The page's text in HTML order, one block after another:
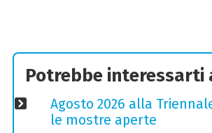
Potrebbe interessarti
Agosto 2026 alla
le mostre aperte